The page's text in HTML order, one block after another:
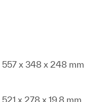
557 x 348 x 248 mm
521 x 278 x 19,8 mm